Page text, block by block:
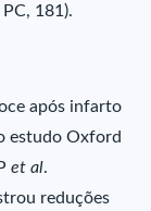
181).
após infarto
estudo Oxford
et al.
reduções